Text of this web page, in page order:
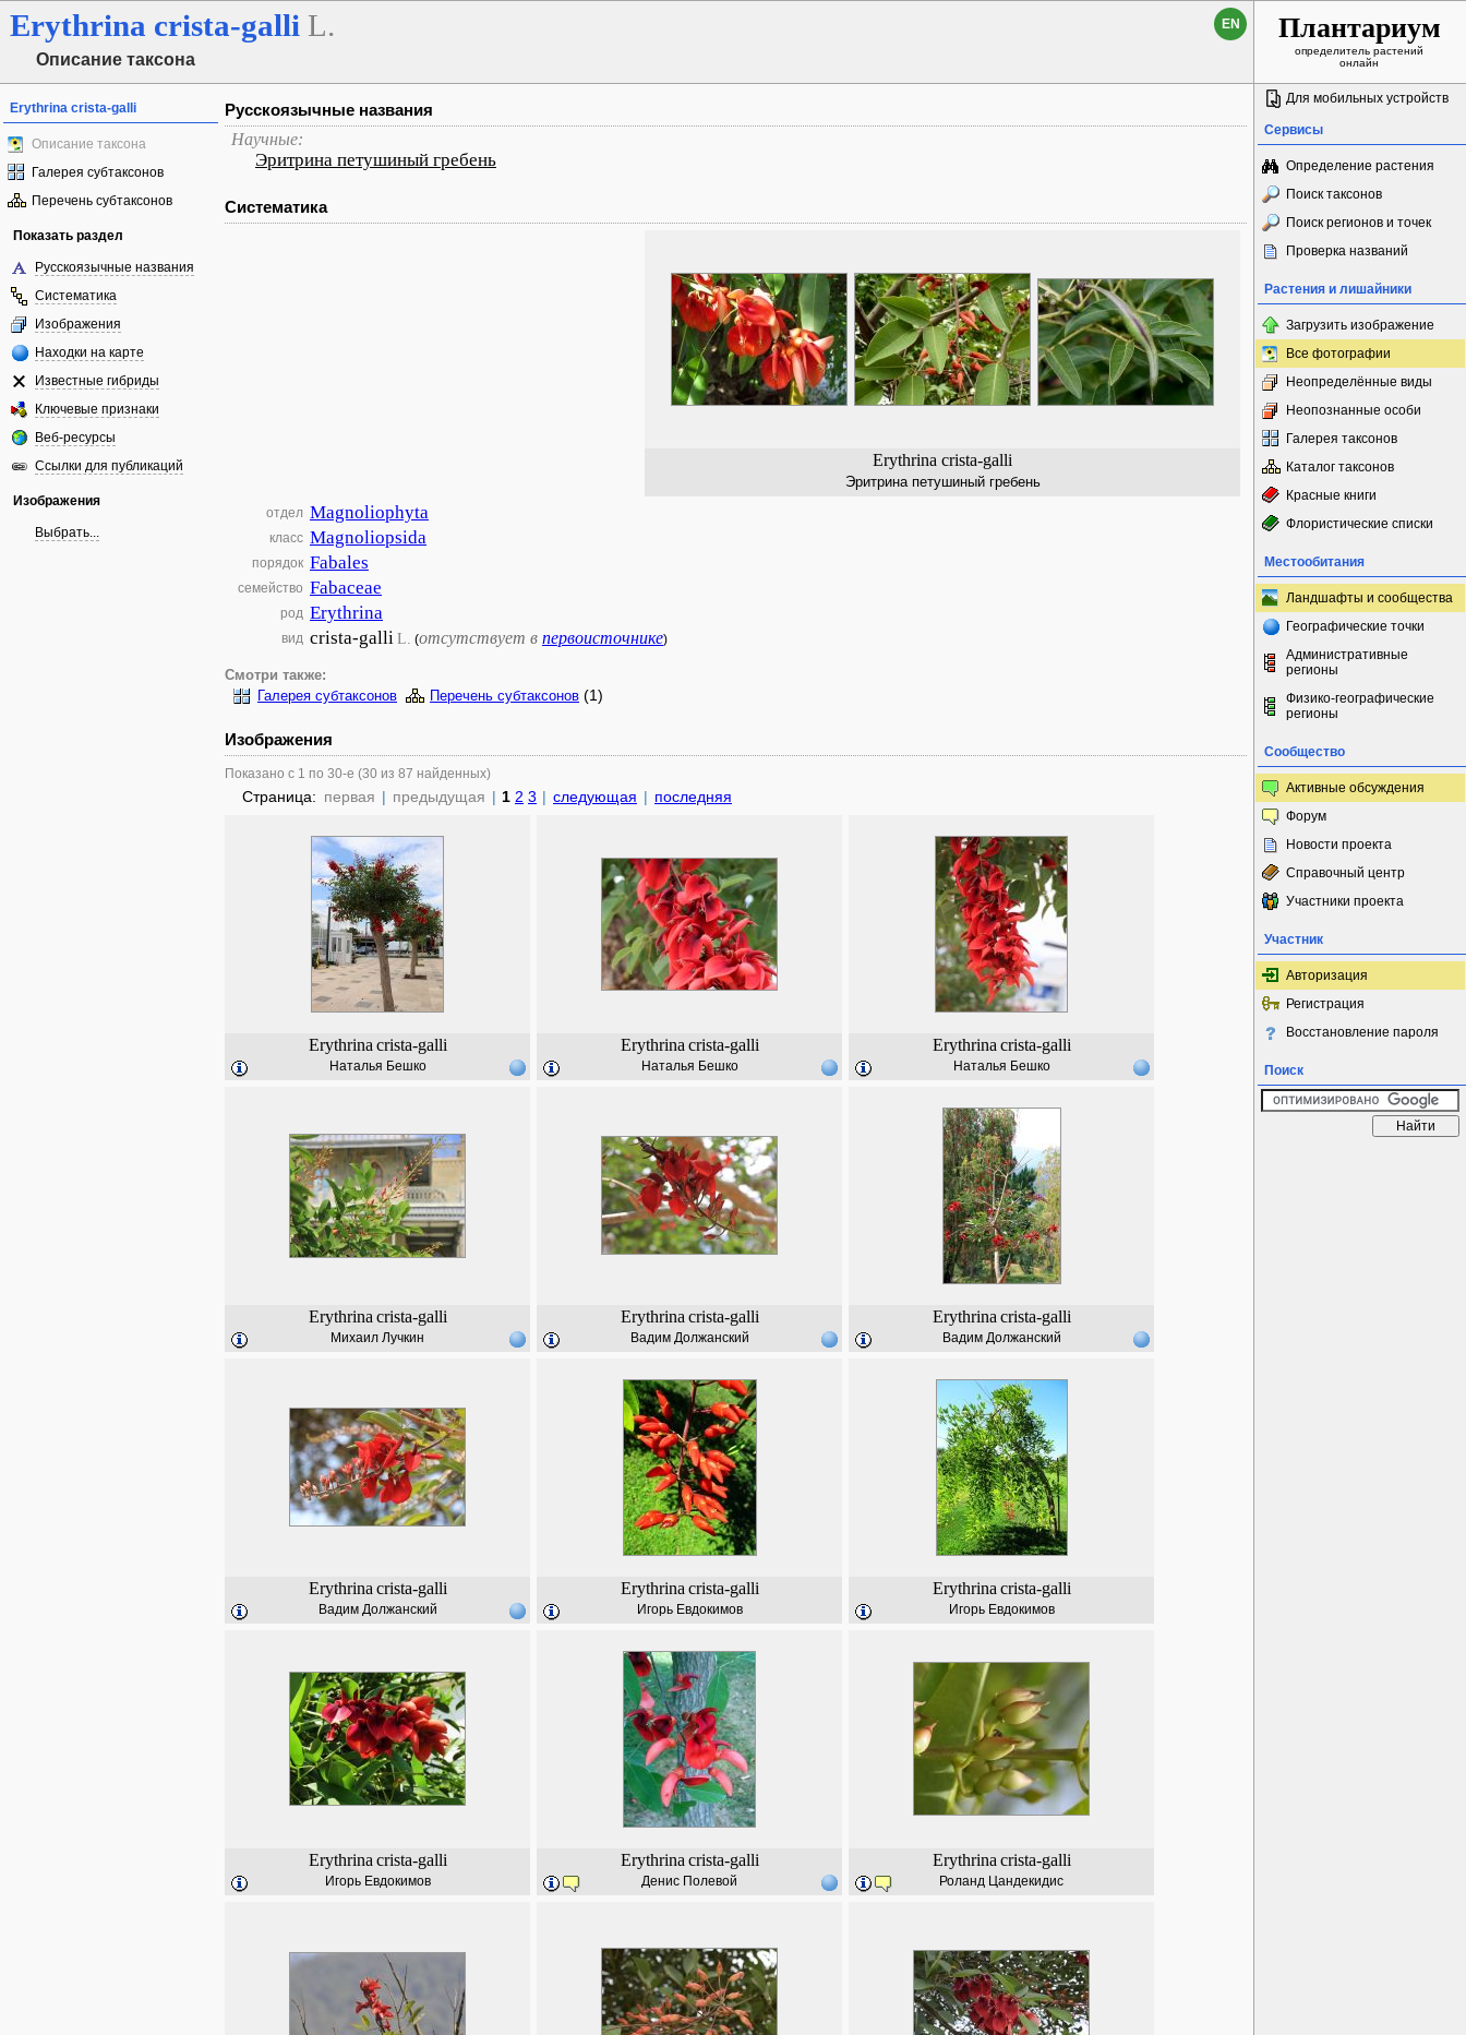
Erythrina crista-galli L.
Описание таксона
EN Плантариум
определитель растений
онлайн
Erythrina crista-galli
Описание таксона
Галерея субтаксонов
Перечень субтаксонов
Показать раздел
Русскоязычные названия
Систематика
Изображения
Находки на карте
Известные гибриды
Ключевые признаки
Веб-ресурсы
Ссылки для публикаций
Изображения
Выбрать...
Русскоязычные названия
Научные:
Эритрина петушиный гребень
Систематика
Erythrina crista-galli
Эритрина петушиный гребень
отдел Magnoliophyta
класс Magnoliopsida
порядок Fabales
семейство Fabaceae
род Erythrina
вид crista-galliL. (отсутствует в первоисточнике)
Смотри также:
Галерея субтаксонов
Перечень субтаксонов (1)
Изображения
Показано с 1 по 30-е (30 из 87 найденных)
Страница: первая | предыдущая | 1 2 3 | следующая | последняя
Erythrina crista-galli
Наталья Бешко
Erythrina crista-galli
Наталья Бешко
Erythrina crista-galli
Наталья Бешко
Erythrina crista-galli
Михаил Лучкин
Erythrina crista-galli
Вадим Должанский
Erythrina crista-galli
Вадим Должанский
Erythrina crista-galli
Вадим Должанский
Erythrina crista-galli
Игорь Евдокимов
Erythrina crista-galli
Игорь Евдокимов
Erythrina crista-galli
Игорь Евдокимов
Erythrina crista-galli
Денис Полевой
Erythrina crista-galli
Роланд Цандекидис
Для мобильных устройств
Сервисы
Определение растения
Поиск таксонов
Поиск регионов и точек
Проверка названий
Растения и лишайники
Загрузить изображение
Все фотографии
Неопределённые виды
Неопознанные особи
Галерея таксонов
Каталог таксонов
Красные книги
Флористические списки
Местообитания
Ландшафты и сообщества
Географические точки
Административные
регионы
Физико-географические
регионы
Сообщество
Активные обсуждения
Форум
Новости проекта
Справочный центр
Участники проекта
Участник
Авторизация
Регистрация
Восстановление пароля
Поиск